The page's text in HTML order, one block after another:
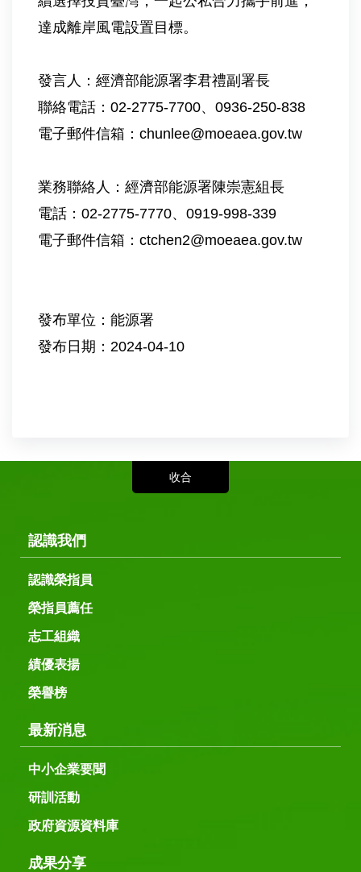
達成離岸風電設置目標。
發言人：經濟部能源署李君禮副署長
聯絡電話：02-2775-7700、0936-250-838
電子郵件信箱： chunlee@moeaea.gov.tw
業務聯絡人：經濟部能源署陳崇憲組長
電話：02-2775-7770、0919-998-339
電子郵件信箱： ctchen2@moeaea.gov.tw
發布單位：能源署
發布日期：2024-04-10
認識我們
認識榮指員
榮指員薦任
志工組織
績優表揚
榮譽榜
最新消息
中小企業要聞
研訓活動
政府資源資料庫
成果分享